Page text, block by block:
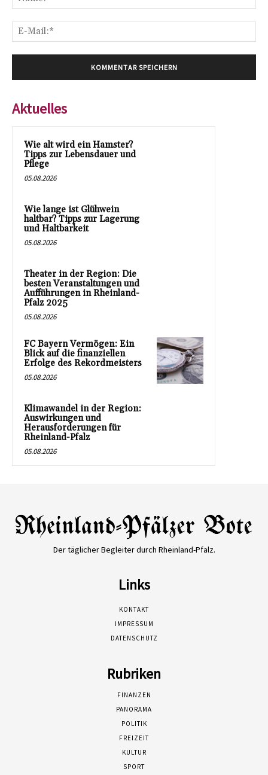
Aktuelles
Wie alt wird ein Hamster?
Tipps zur Lebensdauer und
Pflege
05.08.2026
Wie lange ist Glühwein
haltbar? Tipps zur Lagerung
und Haltbarkeit
05.08.2026
Theater in der Region: Die
besten Veranstaltungen und
Aufführungen in Rheinland-
Pfalz 2025
05.08.2026
FC Bayern Vermögen: Ein
Blick auf die finanziellen
Erfolge des Rekordmeisters
05.08.2026
Klimawandel in der Region:
Auswirkungen und
Herausforderungen für
Rheinland-Pfalz
05.08.2026
Der täglicher Begleiter durch Rheinland-Pfalz.
Links
KONTAKT
IMPRESSUM
DATENSCHUTZ
Rubriken
FINANZEN
PANORAMA
POLITIK
FREIZEIT
KULTUR
SPORT